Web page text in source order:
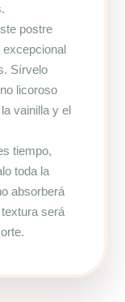
postre
excepcional
Sírvelo
licoroso
vainilla y el
tiempo,
toda la
absorberá
será